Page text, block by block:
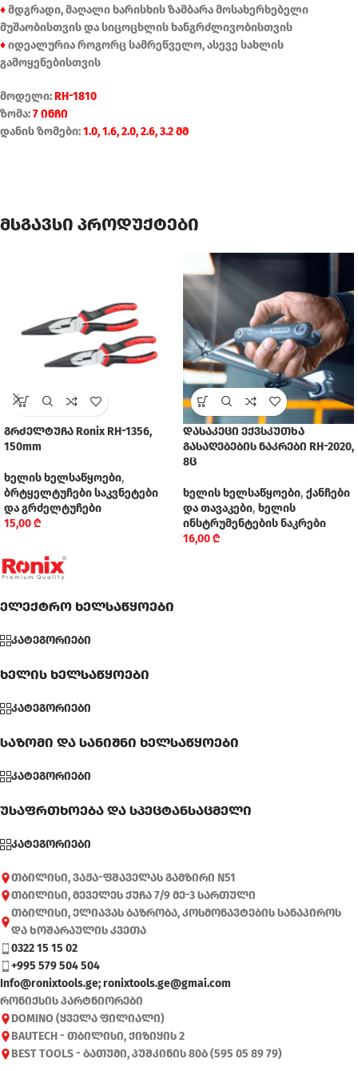
♦მდგრადი, მაღალი ხარისხის ზამბარა მოსახერხებელი
მუშაობისთვის და სიცოცხლის ხანგრძლივობისთვის
♦იდეალურია როგორც სამრეწველო, ასევე სახლის
გამოყენებისთვის
მოდელი:RH-1810
ზომა:7 ინჩი
დანის ზომები:1.0, 1.6, 2.0, 2.6, 3.2 მმ
მსგავსი პროდუქტები
გრძელტუჩა Ronix RH-1356,
150mm
ხელის ხელსაწყოები,
ბრტყელტუჩები საკვნეტები
და გრძელტუჩები
15,00₾
დასაკეცი ექვსკუთხა
გასაღებების ნაკრები RH-2020,
8ც
ხელის ხელსაწყოები, ქანჩები
და თავაკები, ხელის
ინსტრუმენტების ნაკრები
16,00₾
ელექტრო ხელსაწყოები
კატეგორიები
ხელის ხელსაწყოები
კატეგორიები
საზომი და სანიშნი ხელსაწყოები
კატეგორიები
უსაფრთხოება და სპეცტანსაცმელი
კატეგორიები
თბილისი, ვაჟა-ფშაველას გამზირი N51
თბილისი, მეველეს ქუჩა 7/9 მე-3 სართული
თბილისი, ელიავას ბაზრობა, კოსმონავტების სანაპიროს
და ხოშარაულის კვეთა
0322 15 15 02
+995 579 504 504
Info@ronixtools.ge; ronixtools.ge@gmai.com
რონიქსის პარტნიორები
DOMINO (ყველა ფილიალი)
BAUTECH - თბილისი, ქიზიყის 2
BEST TOOLS - ბათუმი, პუშკინის 80ბ (595 05 89 79)